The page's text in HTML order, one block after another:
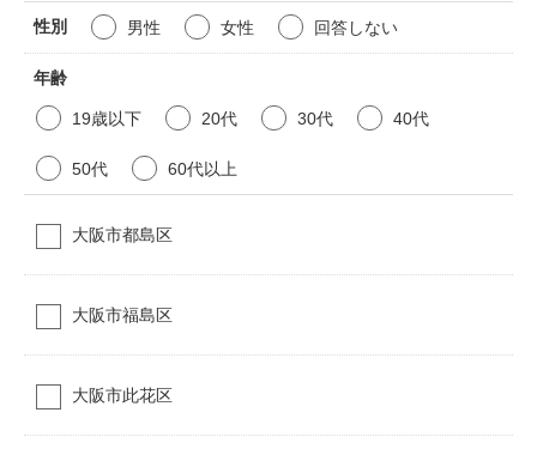
性別 男性 女性 回答しない
年齢
19歳以下 20代 30代 40代
50代 60代以上
大阪市都島区
大阪市福島区
大阪市此花区